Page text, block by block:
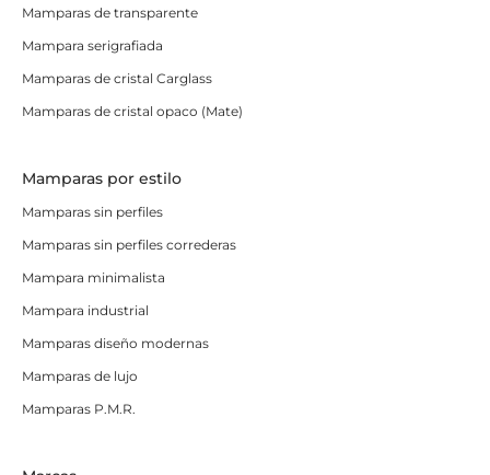
Mamparas de transparente
Mampara serigrafiada
Mamparas de cristal Carglass
Mamparas de cristal opaco (Mate)
Mamparas por estilo
Mamparas sin perfiles
Mamparas sin perfiles correderas
Mampara minimalista
Mampara industrial
Mamparas diseño modernas
Mamparas de lujo
Mamparas P.M.R.